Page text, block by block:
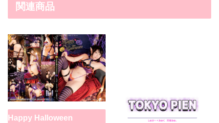
関連商品
Happy Halloween